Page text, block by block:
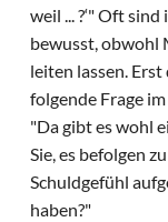
weil ... ?‘" Oft
bewusst, obwohl
leiten lassen.
folgende Frage
"Da gibt es wohl
Sie, es befolgen
Schuldgefühl
haben?"